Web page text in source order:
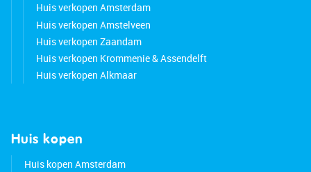
Huis verkopen Amsterdam
Huis verkopen Amstelveen
Huis verkopen Zaandam
Huis verkopen Krommenie & Assendelft
Huis verkopen Alkmaar
Huis kopen
Huis kopen Amsterdam